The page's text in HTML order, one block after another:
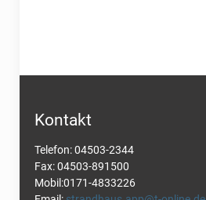
Kontakt
Telefon: 04503-2344
Fax: 04503-891500
Mobil:0171-4833226